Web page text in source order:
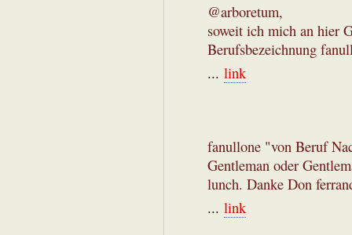
@arboretum,
soweit ich mich an hier
Berufsbezeichnung
... link
fanullone "von Beruf
Gentleman oder
lunch. Danke Don
... link